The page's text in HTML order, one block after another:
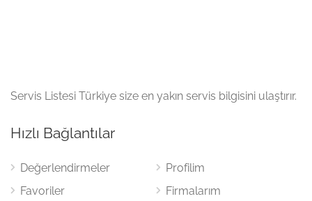
Servis Listesi Türkiye size en yakın servis bilgisini ulaştırır.
Hızlı Bağlantılar
Değerlendirmeler
Favoriler
Profilim
Firmalarım